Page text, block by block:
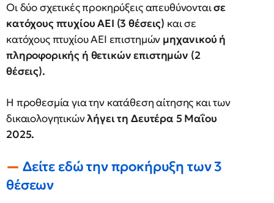
Οι δύο σχετικές προκηρύξεις απευθύνονταισε
κατόχους πτυχίου ΑΕΙ (3 θέσεις) και σε
κατόχους πτυχίου ΑΕΙ επιστημών μηχανικού ή
πληροφορικής ή θετικών επιστημών (2
θέσεις).
Η προθεσμία για την κατάθεση αίτησης και των
δικαιολογητικώνλήγει τη Δευτέρα 5 Μαΐου
2025.
Δείτε εδώ την προκήρυξη των 3
θέσεων